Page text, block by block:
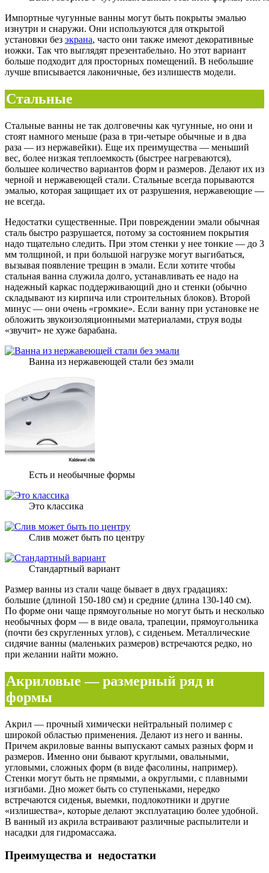
Импортные чугунные ванны могут быть покрыты эмалью
изнутри и снаружи. Они используются для открытой
установки без экрана, часто они также имеют декоративные
ножки. Так что выглядят презентабельно. Но этот вариант
больше подходит для просторных помещений. В небольшие
лучше вписывается лаконичные, без излишеств модели.
Стальные
Стальные ванны не так долговечны как чугунные, но они и
стоят намного меньше (раза в три-четыре обычные и в два
раза — из нержавейки). Еще их преимущества — меньший
вес, более низкая теплоемкость (быстрее нагреваются),
большее количество вариантов форм и размеров. Делают их из
черной и нержавеющей стали. Стальные всегда порываются
эмалью, которая защищает их от разрушения, нержавеющие —
не всегда.
Недостатки существенные. При повреждении эмали обычная
сталь быстро разрушается, потому за состоянием покрытия
надо тщательно следить. При этом стенки у нее тонкие — до 3
мм толщиной, и при большой нагрузке могут выгибаться,
вызывая появление трещин в эмали. Если хотите чтобы
стальная ванна служила долго, устанавливать ее надо на
надежный каркас поддерживающий дно и стенки (обычно
складывают из кирпича или строительных блоков). Второй
минус — они очень «громкие». Если ванну при установке не
обложить звукоизоляционными материалами, струя воды
«звучит» не хуже барабана.
Ванна из нержавеющей стали без эмали
Есть и необычные формы
Это классика
Слив может быть по центру
Стандартный вариант
Размер ванны из стали чаще бывает в двух градациях:
большие (длиной 150-180 см) и средние (длина 130-140 см).
По форме они чаще прямоугольные но могут быть и несколько
необычных форм — в виде овала, трапеции, прямоугольника
(почти без скругленных углов), с сиденьем. Металлические
сидячие ванны (маленьких размеров) встречаются редко, но
при желании найти можно.
Акриловые — размерный ряд и
формы
Акрил — прочный химически нейтральный полимер с
широкой областью применения. Делают из него и ванны.
Причем акриловые ванны выпускают самых разных форм и
размеров. Именно они бывают круглыми, овальными,
угловыми, сложных форм (в виде фасолины, например).
Стенки могут быть не прямыми, а округлыми, с плавными
изгибами. Дно может быть со ступеньками, нередко
встречаются сиденья, выемки, подлокотники и другие
«излишества», которые делают эксплуатацию более удобной.
В ванный из акрила встраивают различные распылители и
насадки для гидромассажа.
Преимущества и недостатки